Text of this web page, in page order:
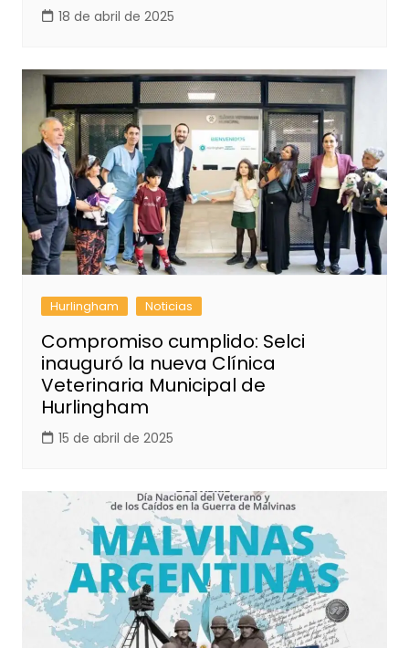
18 de abril de 2025
Hurlingham Noticias
Compromiso cumplido: Selci
inauguró la nueva Clínica
Veterinaria Municipal de
Hurlingham
15 de abril de 2025